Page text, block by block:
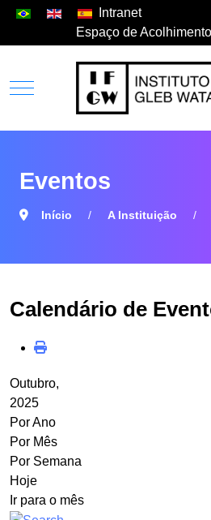
Intranet
Espaço de
Eventos
Início A Instituição
Calendário de
Outubro,
2025
Por Ano
Por Mês
Por Semana
Hoje
Ir para o mês